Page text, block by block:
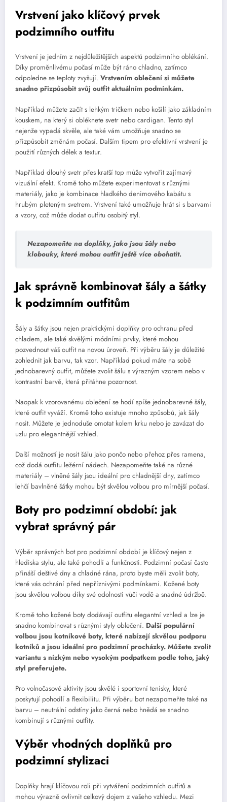
Vrstvení jako klíčový prvek
podzimního outfitu
Vrstvení je jedním z nejdůležitějších aspektů podzimního oblékání.
Díky proměnlivému počasí může být ráno chladno, zatímco
odpoledne se teploty zvyšují. Vrstvením oblečení si můžete
snadno přizpůsobit svůj outfit aktuálním podmínkám.
Například můžete začít s lehkým tričkem nebo košilí jako základním
kouskem, na který si obléknete svetr nebo cardigan. Tento styl
nejenže vypadá skvěle, ale také vám umožňuje snadno se
přizpůsobit změnám počasí. Dalším tipem pro efektivní vrstvení je
použití různých délek a textur.
Například dlouhý svetr přes kratší top může vytvořit zajímavý
vizuální efekt. Kromě toho můžete experimentovat s různými
materiály, jako je kombinace hladkého denimového kabátu s
hrubým pleteným svetrem. Vrstvení také umožňuje hrát si s barvami
a vzory, což může dodat outfitu osobitý styl.
Nezapomeňte na doplňky, jako jsou šály nebo
klobouky, které mohou outfit ještě více obohatit.
Jak správně kombinovat šály a šátky
k podzimním outfitům
Šály a šátky jsou nejen praktickými doplňky pro ochranu před
chladem, ale také skvělými módními prvky, které mohou
pozvednout váš outfit na novou úroveň. Při výběru šály je důležité
zohlednit jak barvu, tak vzor. Například pokud máte na sobě
jednobarevný outfit, můžete zvolit šálu s výrazným vzorem nebo v
kontrastní barvě, která přitáhne pozornost.
Naopak k vzorovanému oblečení se hodí spíše jednobarevné šály,
které outfit vyváží. Kromě toho existuje mnoho způsobů, jak šály
nosit. Můžete je jednoduše omotat kolem krku nebo je zavázat do
uzlu pro elegantnější vzhled.
Další možností je nosit šálu jako pončo nebo přehoz přes ramena,
což dodá outfitu ležérní nádech. Nezapomeňte také na různé
materiály – vlněné šály jsou ideální pro chladnější dny, zatímco
lehčí bavlněné šátky mohou být skvělou volbou pro mírnější počasí.
Boty pro podzimní období: jak
vybrat správný pár
Výběr správných bot pro podzimní období je klíčový nejen z
hlediska stylu, ale také pohodlí a funkčnosti. Podzimní počasí často
přináší deštivé dny a chladné rána, proto byste měli zvolit boty,
které vás ochrání před nepříznivými podmínkami. Kožené boty
jsou skvělou volbou díky své odolnosti vůči vodě a snadné údržbě.
Kromě toho kožené boty dodávají outfitu elegantní vzhled a lze je
snadno kombinovat s různými styly oblečení. Další populární
volbou jsou kotníkové boty, které nabízejí skvělou podporu
kotníků a jsou ideální pro podzimní procházky. Můžete zvolit
variantu s nízkým nebo vysokým podpatkem podle toho, jaký
styl preferujete.
Pro volnočasové aktivity jsou skvělé i sportovní tenisky, které
poskytují pohodlí a flexibilitu. Při výběru bot nezapomeňte také na
barvu – neutrální odstíny jako černá nebo hnědá se snadno
kombinují s různými outfity.
Výběr vhodných doplňků pro
podzimní stylizaci
Doplňky hrají klíčovou roli při vytváření podzimních outfitů a
mohou výrazně ovlivnit celkový dojem z vašeho vzhledu. Mezi